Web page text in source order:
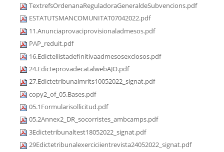
TextrefsOrdenanaReguladoraGeneraldeSubvencions.pdf
ESTATUTSMANCOMUNITAT07042022.pdf
11.Anunciaprovaciprovisionaladmesos.pdf
PAP_reduit.pdf
16.Edictellistadefinitivaadmesosexclosos.pdf
24.EdicteprovadecatalwebAJO.pdf
27.Edictetribunalmrits10052022_signat.pdf
copy2_of_05.Bases.pdf
05.1Formularisollicitud.pdf
05.2Annex2_DR_socorristes_ambcamps.pdf
3Edictetribunaltest18052022_signat.pdf
29Edictetribunalexerciciientrevista24052022_signat.pdf